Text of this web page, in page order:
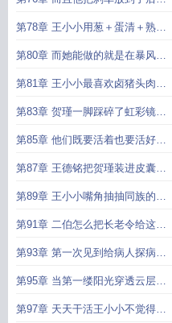
上这样姐姐必须带他去
第78章 王小小用葱＋蛋清＋熟石
灰＋明矾＋松枝水代替玻璃的防风
板
第80章 而她能做的就是在暴风雨
前为贺瑾抢下一叶知识的绿洲
第81章 王小小最喜欢卤猪头肉卤
汁可以煮面条煮蔬菜超级好吃
第83章 贺瑾一脚踩碎了虹彩镜片
瞬间让整个仓库瞬间死寂
第85章 他们既要活着也要活好生
活要有点仪式感
第87章 王德铭把贺瑾装进皮囊带
好你弟他比军犬好使
第89章 王小小嘴角抽抽同族的人
虽然他们族离开了两百多年
第91章 二伯怎么把长老令给这大
魔王了她再也不是二伯的乖崽崽
第93章 第一次见到给病人探病带
的东西是政治书和军事管理书
第95章 当第一缕阳光穿透云层时
王小小仿佛听见树梢传来咔嚓声
第97章 天天干活王小小不觉得累